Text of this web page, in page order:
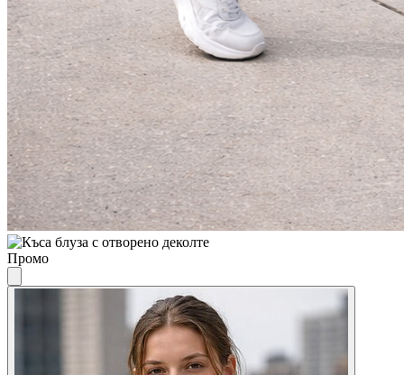
Промо